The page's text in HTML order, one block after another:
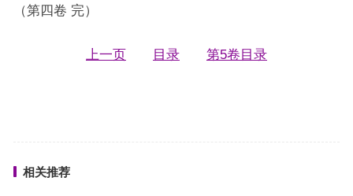
（第四卷 完）
上一页 目录 第5卷目录
相关推荐